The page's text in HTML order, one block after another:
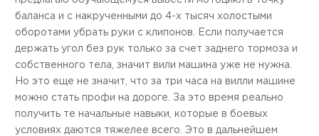
баланса и с накрученными до 4-х тысяч холостыми
оборотами убрать руки с клипонов. Если получается
держать угол без рук только за счет заднего тормоза и
собственного тела, значит вили машина уже не нужна.
Но это еще не значит, что за три часа на вилли машине
можно стать профи на дороге. За это время реально
получить те начальные навыки, которые в боевых
условиях даются тяжелее всего. Это в дальнейшем